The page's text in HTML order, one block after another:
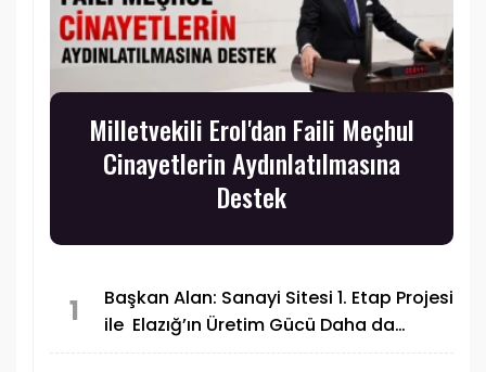
Milletvekili Erol'dan Faili Meçhul
Cinayetlerin Aydınlatılmasına
Destek
1
Başkan Alan: Sanayi Sitesi 1. Etap Projesi
ile Elazığ’ın Üretim Gücü Daha da